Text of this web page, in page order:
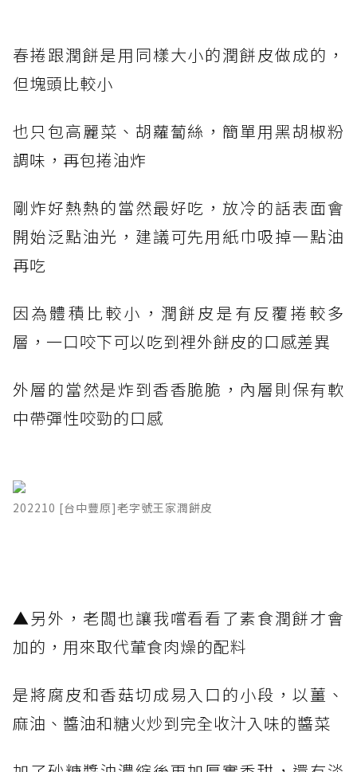
春捲跟潤餅是用同樣大小的潤餅皮做成的，
但塊頭比較小
也只包高麗菜、胡蘿蔔絲，簡單用黑胡椒粉
調味，再包捲油炸
剛炸好熱熱的當然最好吃，放冷的話表面會
開始泛點油光，建議可先用紙巾吸掉一點油
再吃
因為體積比較小，潤餅皮是有反覆捲較多
層，一口咬下可以吃到裡外餅皮的口感差異
外層的當然是炸到香香脆脆，內層則保有軟
中帶彈性咬勁的口感
202210 [台中豐原]老字號王家潤餅皮
▲另外，老闆也讓我嚐看看了素食潤餅才會
加的，用來取代葷食肉燥的配料
是將腐皮和香菇切成易入口的小段，以薑、
麻油、醬油和糖火炒到完全收汁入味的醬菜